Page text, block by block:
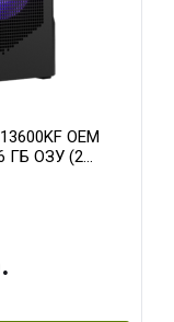
OEM
ГБ ОЗУ (2
16GB GDDR7